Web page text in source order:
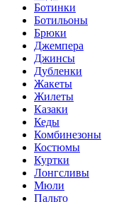
Ботинки
Ботильоны
Брюки
Джемпера
Джинсы
Дубленки
Жакеты
Жилеты
Казаки
Кеды
Комбинезоны
Костюмы
Куртки
Лонгсливы
Мюли
Пальто